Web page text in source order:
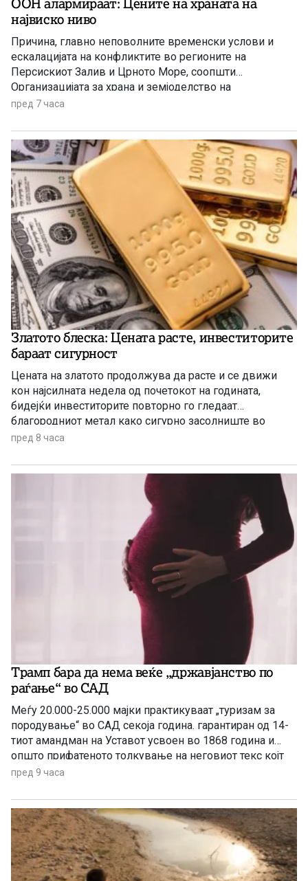
ООН алармираат: Цените на храната на
највиско ниво
Причина, главно неповолните временски услови и
ескалацијата на конфликтите во регионите на
Персискиот Залив и Црното Море, соопшти
Организацијата за храна и земјоделство на
Обединетите нации (ФАО).
пред 7 часа
Златото блеска: Цената расте, инвеститорите
бараат сигурност
Цената на златото продолжува да расте и се движи
кон најсилната недела од почетокот на годината,
бидејќи инвеститорите повторно го гледаат
благородниот метал како сигурно засолниште во
услови на глобална економска неизвесност.
пред 8 часа
Трамп бара да нема веќе „државјанство по
раѓање“ во САД
Меѓу 20.000-25.000 мајки практикуваат „туризам за
породување“ во САД секоја година. гарантиран од 14-
тиот амандман на Уставот усвоен во 1868 година и
општо прифатеното толкување на неговиот текс којт
гарантира државјанство на речиси секој роден во САД
пред 9 часа